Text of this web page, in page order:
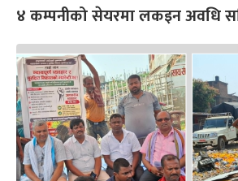
४ कम्पनीको सेयरमा लकइन अवधि